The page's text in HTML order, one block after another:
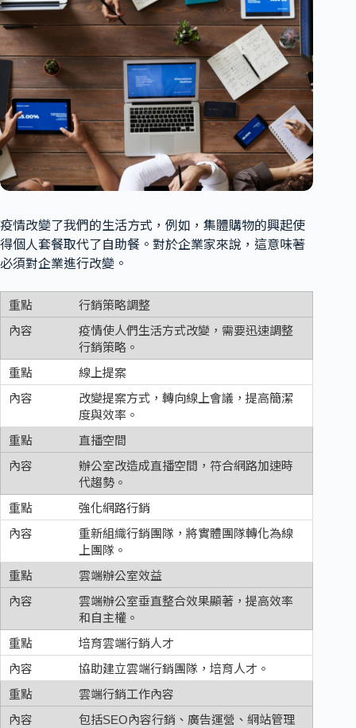
疫情改變了我們的生活方式，例如，集體購物的興起使
得個人套餐取代了自助餐。對於企業家來說，這意味著
必須對企業進行改變。
行銷策略調整
疫情使人們生活方式改變，需要迅速調整
行銷策略。
線上提案
改變提案方式，轉向線上會議，提高簡潔
度與效率。
直播空間
辦公室改造成直播空間，符合網路加速時
代趨勢。
強化網路行銷
重新組織行銷團隊，將實體團隊轉化為線
上團隊。
雲端辦公室效益
雲端辦公室垂直整合效果顯著，提高效率
和自主權。
培育雲端行銷人才
協助建立雲端行銷團隊，培育人才。
雲端行銷工作內容
包括SEO內容行銷、廣告運營、網站管理